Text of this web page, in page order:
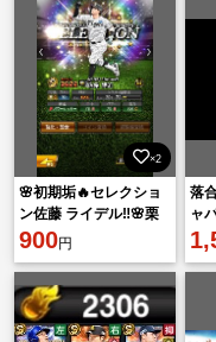
×2
🌸初期垢🔥セレクショ
ン佐藤 ライデル‼️🌸栗
原極 熱気牧原超3‼️🔥
500円️⭕️
900円
落
ャ